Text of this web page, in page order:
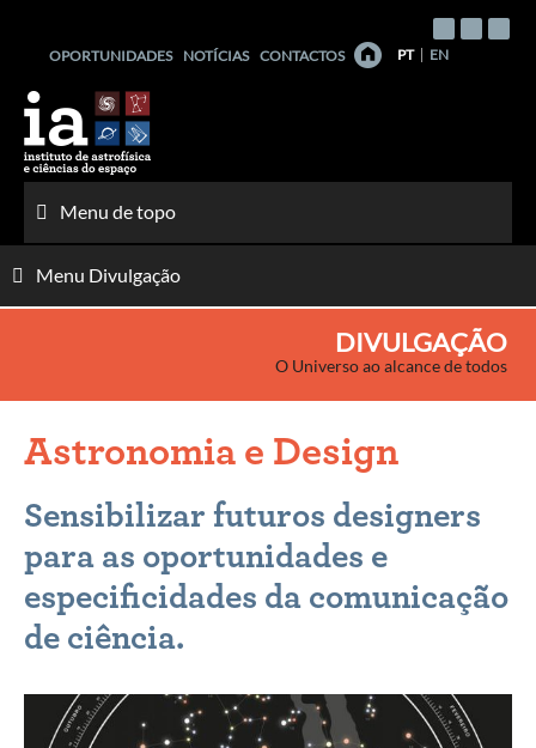
conteúdo
OPORTUNIDADES NOTÍCIAS CONTACTOS PT EN
Menu de topo
Menu Divulgação
DIVULGAÇÃO
O Universo ao alcance de todos
Astronomia e Design
Sensibilizar futuros designers
para as oportunidades e
especificidades da comunicação
de ciência.